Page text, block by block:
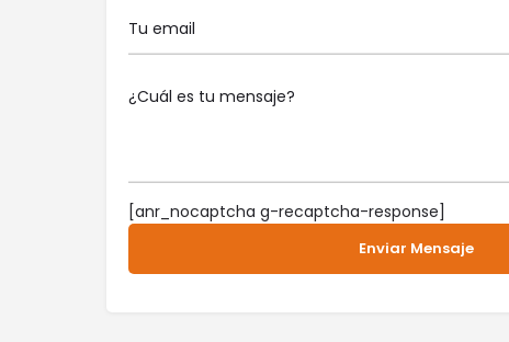
[anr_nocaptcha g-recaptcha-response]